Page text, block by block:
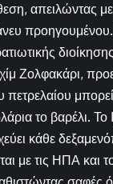
απειλώντας
Ζολφακάρι,
πετρελαίου
το βαρέλι. Το
κάθε
με τις ΗΠΑ και